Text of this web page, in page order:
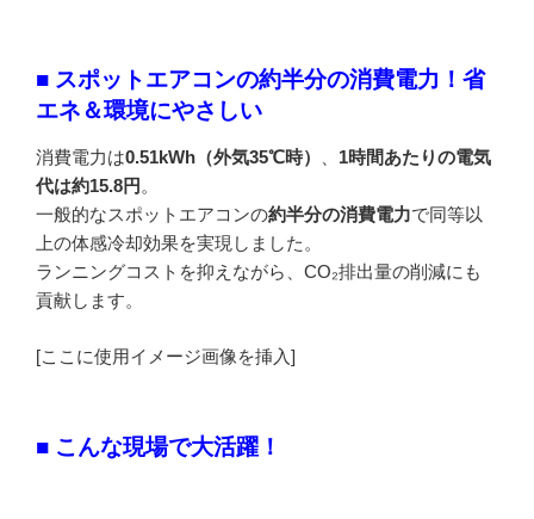
■ スポットエアコンの約半分の消費電力！省
エネ＆環境にやさしい
消費電力は0.51kWh（外気35℃時）
1時間あたりの電気
代は約15.8円 。
一般的なスポットエアコンの約半分の消費電力で同等以
上の体感冷却効果を実現しました。
ランニングコストを抑えながら、CO₂排出量の削減にも
貢献します。
[ここに使用イメージ画像を挿入]
■ こんな現場で大活躍！